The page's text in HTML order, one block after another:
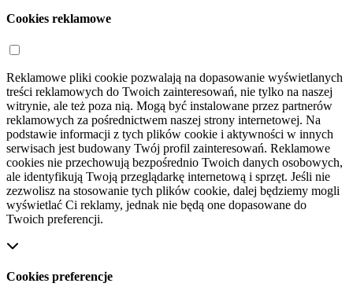
Cookies reklamowe
Reklamowe pliki cookie pozwalają na dopasowanie wyświetlanych
treści reklamowych do Twoich zainteresowań, nie tylko na naszej
witrynie, ale też poza nią. Mogą być instalowane przez partnerów
reklamowych za pośrednictwem naszej strony internetowej. Na
podstawie informacji z tych plików cookie i aktywności w innych
serwisach jest budowany Twój profil zainteresowań. Reklamowe
cookies nie przechowują bezpośrednio Twoich danych osobowych,
ale identyfikują Twoją przeglądarkę internetową i sprzęt. Jeśli nie
zezwolisz na stosowanie tych plików cookie, dalej będziemy mogli
wyświetlać Ci reklamy, jednak nie będą one dopasowane do
Twoich preferencji.
Cookies preferencje